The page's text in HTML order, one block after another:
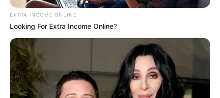
EXTRA INCOME ONLINE
Looking For Extra Income Online?